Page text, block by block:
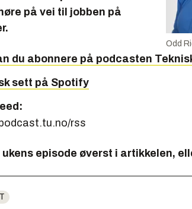
Odd
på vei til jobben på
du abonnere på podcasten
sett på Spotify
rss
ukens episode øverst i artikkelen,